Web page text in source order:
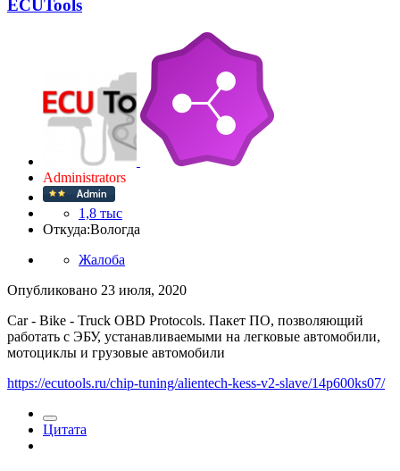
ECUTools
Administrators
1,8 тыс
Откуда:Вологда
Жалоба
Опубликовано 23 июля, 2020
Car - Bike - Truck OBD Protocols. Пакет ПО, позволяющий
работать с ЭБУ, устанавливаемыми на легковые автомобили,
мотоциклы и грузовые автомобили
https://ecutools.ru/chip-tuning/alientech-kess-v2-slave/14p600ks07/
Цитата